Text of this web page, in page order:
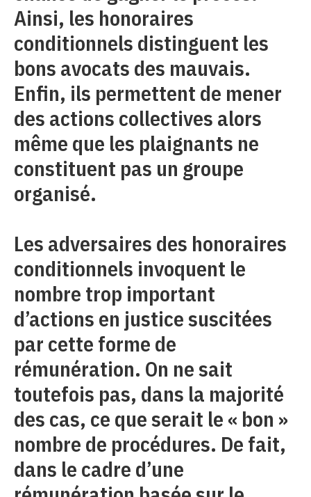
Ainsi, les honoraires
conditionnels distinguent les
bons avocats des mauvais.
Enfin, ils permettent de mener
des actions collectives alors
même que les plaignants ne
constituent pas un groupe
organisé.
Les adversaires des honoraires
conditionnels invoquent le
nombre trop important
d’actions en justice suscitées
par cette forme de
rémunération. On ne sait
toutefois pas, dans la majorité
des cas, ce que serait le « bon »
nombre de procédures. De fait,
dans le cadre d’une